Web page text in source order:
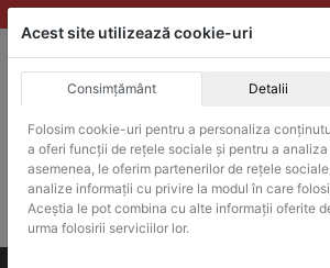
Skip
to
ACHIZITII PUBLICE
Produsele pot fi achizitionate si in
Products
search
Cere-ne oferta!
Acest site utilizează cookie-uri
Consimțământ Detalii
Folosim cookie-uri pentru a personaliza
a oferi funcții de rețele sociale și pentru a
asemenea, le oferim partenerilor de rețele
analize informații cu privire la modul în care
Aceștia le pot combina cu alte informații oferite
urma folosirii serviciilor lor.